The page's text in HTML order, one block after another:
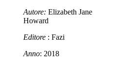
Autore: Elizabeth Jane
Howard
Editore : Fazi
Anno: 2018